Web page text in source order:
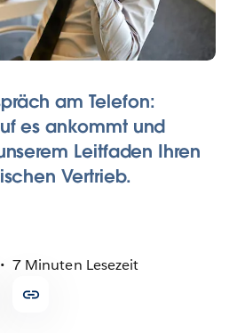
am Telefon:
es ankommt und
Leitfaden Ihren
Vertrieb.
7 Minuten Lesezeit